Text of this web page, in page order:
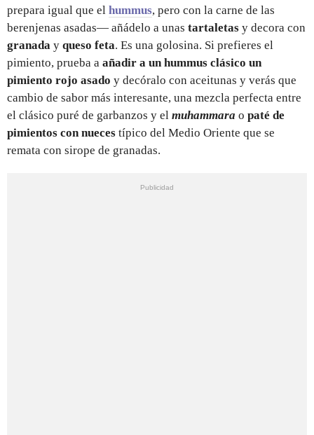
prepara igual que el hummus, pero con la carne de las
berenjenas asadas— añádelo a unas tartaletas y decora con
granada y queso feta. Es una golosina. Si prefieres el
pimiento, prueba a añadir a un hummus clásico un
pimiento rojo asado y decóralo con aceitunas y verás que
cambio de sabor más interesante, una mezcla perfecta entre
el clásico puré de garbanzos y el muhammara o paté de
pimientos con nueces típico del Medio Oriente que se
remata con sirope de granadas.